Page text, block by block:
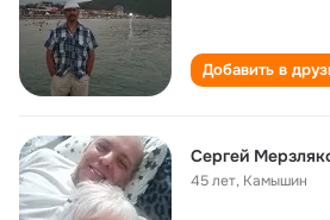
Добавить в
Сергей
45 лет, Камышин